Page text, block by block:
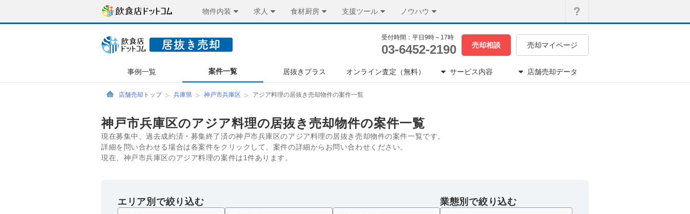
物件内装 求人 食材厨房 支援ツール ノウハウ
受付時間：平日9時～17時
03-6452-2190 売却相談 売却マイページ
事例一覧 案件一覧 居抜きプラス オンライン査定（無料） サービス内容 店舗売却データ
店舗売却トップ 兵庫県 神戸市兵庫区 アジア料理の居抜き売却物件の案件一覧
神戸市兵庫区のアジア料理の居抜き売却物件の案件一覧
現在募集中、過去成約済・募集終了済の神戸市兵庫区のアジア料理の居抜き売却物件の案件一覧です。
詳細を問い合わせる場合は各案件をクリックして、案件の詳細からお問い合わせください。
現在、神戸市兵庫区のアジア料理の案件は1件あります。
エリア別で絞り込む 業態別で絞り込む